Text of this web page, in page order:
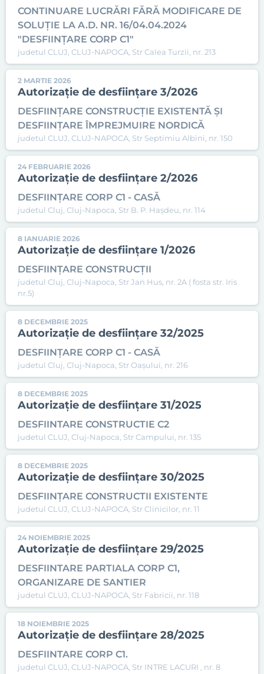
CONTINUARE LUCRĂRI FĂRĂ MODIFICARE DE
SOLUȚIE LA A.D. NR. 16/04.04.2024
"DESFIINȚARE CORP C1"
judetul CLUJ, CLUJ-NAPOCA, Str Calea Turzii, nr. 213
2 MARTIE 2026
Autorizație de desființare 3/2026
DESFIINȚARE CONSTRUCȚIE EXISTENTĂ ȘI
DESFIINȚARE ÎMPREJMUIRE NORDICĂ
judetul CLUJ, CLUJ-NAPOCA, Str Septimiu Albini, nr. 150
24 FEBRUARIE 2026
Autorizație de desființare 2/2026
DESFIINȚARE CORP C1 - CASĂ
judetul Cluj, Cluj-Napoca, Str B. P. Hașdeu, nr. 114
8 IANUARIE 2026
Autorizație de desființare 1/2026
DESFIINȚARE CONSTRUCȚII
judetul Cluj, Cluj-Napoca, Str Jan Hus, nr. 2A ( fosta str. Iris
nr.5)
8 DECEMBRIE 2025
Autorizație de desființare 32/2025
DESFIINȚARE CORP C1 - CASĂ
judetul Cluj, Cluj-Napoca, Str Oașului, nr. 216
8 DECEMBRIE 2025
Autorizație de desființare 31/2025
DESFIINTARE CONSTRUCTIE C2
judetul CLUJ, Cluj-Napoca, Str Campului, nr. 135
8 DECEMBRIE 2025
Autorizație de desființare 30/2025
DESFIINȚARE CONSTRUCTII EXISTENTE
judetul CLUJ, CLUJ-NAPOCA, Str Clinicilor, nr. 11
24 NOIEMBRIE 2025
Autorizație de desființare 29/2025
DESFIINTARE PARTIALA CORP C1,
ORGANIZARE DE SANTIER
judetul CLUJ, CLUJ-NAPOCA, Str Fabricii, nr. 118
18 NOIEMBRIE 2025
Autorizație de desființare 28/2025
DESFIINTARE CORP C1.
judetul CLUJ, CLUJ-NAPOCA, Str INTRE LACURI , nr. 8